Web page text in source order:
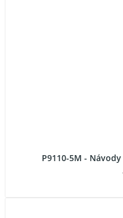
P9110-5M -